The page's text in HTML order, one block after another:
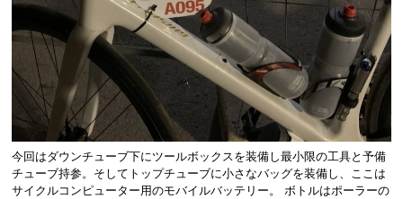
今回はダウンチューブ下にツールボックスを装備し最小限の工具と予備
チューブ持参。そしてトップチューブに小さなバッグを装備し、ここは
サイクルコンピューター用のモバイルバッテリー。 ボトルはポーラーの